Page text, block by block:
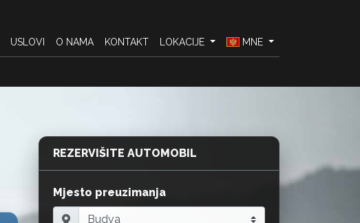
USLOVI O NAMA KONTAKT LOKACIJE MNE
REZERVIŠITE AUTOMOBIL
Mjesto preuzimanja